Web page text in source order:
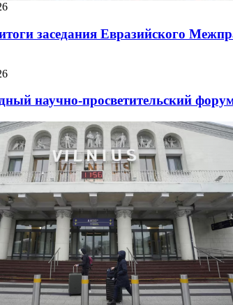
заседания Евразийского
научно-просветительский